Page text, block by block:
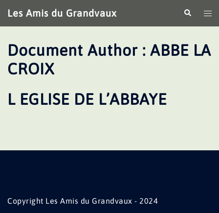
au
contenu
Les Amis du Grandvaux
le
Document Author : ABBE LA
CROIX
L EGLISE DE L’ABBAYE
Copyright Les Amis du Grandvaux - 2024